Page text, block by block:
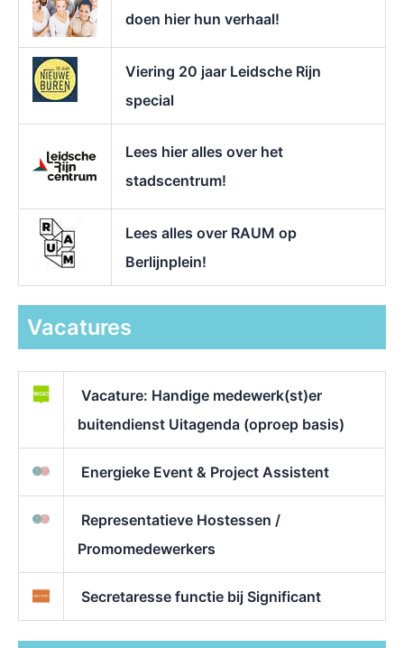
doen hier hun verhaal!
Viering 20 jaar Leidsche Rijn
special
Lees hier alles over het
stadscentrum!
Lees alles over RAUM op
Berlijnplein!
Vacatures
Vacature: Handige medewerk(st)er
buitendienst Uitagenda (oproep basis)
Energieke Event & Project Assistent
Representatieve Hostessen /
Promomedewerkers
Secretaresse functie bij Significant